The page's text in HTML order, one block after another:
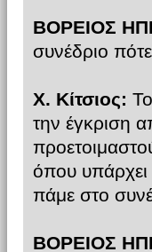
ΒΟΡΕΙΟΣ
συνέδριο πότε
Χ. Κίτσιος:
την έγκριση
όπου
πάμε στο
ΒΟΡΕΙΟΣ